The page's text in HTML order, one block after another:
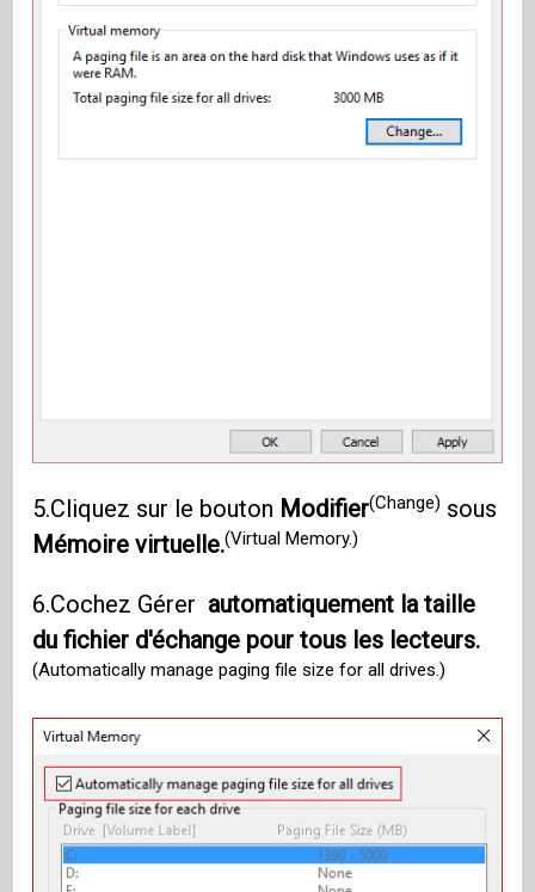
5.Cliquez sur le bouton Modifier(Change) sous
Mémoire virtuelle.(Virtual Memory.)
6.Cochez Gérer automatiquement la taille
du fichier d'échange pour tous les lecteurs.
(Automatically manage paging file size for all drives.)